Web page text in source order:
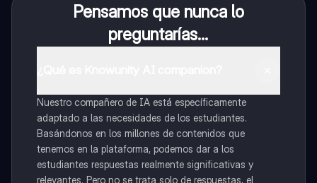
Pensamos que nunca lo
preguntarías...
Nuestro compañero de IA está específicamente
adaptado a las necesidades de los estudiantes.
Basándonos en los millones de contenidos que
tenemos en la plataforma, podemos dar a los
estudiantes respuestas realmente significativas y
relevantes. Pero no se trata solo de respuestas, el